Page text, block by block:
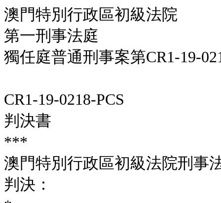
澳門特別行政區初級法院
第一刑事法庭
獨任庭普通刑事案第CR1-19-
CR1-19-0218-PCS
判決書
***
澳門特別行政區初級法院刑事
判決：